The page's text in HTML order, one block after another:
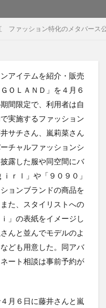
ファッション特化のメタバース
アイテムを紹介・販売
ＯＬＡＮＤ」を４月６
間限定で、利用者は自
実施するファッション
サチさん、嵐莉菜さん
チャルファッションシ
露した服や同空間にバ
ｒｌ」や「９０９０」
ョンブランドの商品を
た、スタイリストへの
」の表紙をイメージし
んと並んでモデルのよ
ども用意した。同アバ
ート相談は事前予約が
月６日に藤井さんと嵐